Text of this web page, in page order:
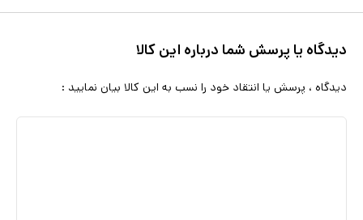
دیدگاه یا پرسش شما درباره این کالا
دیدگاه ، پرسش یا انتقاد خود را نسب به این کالا بیان نمایید :